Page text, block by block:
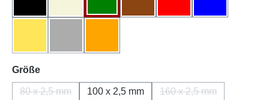
Größeauswählen
80 x 2,5 mm 100 x 2,5 mm 160 x 2,5 mm